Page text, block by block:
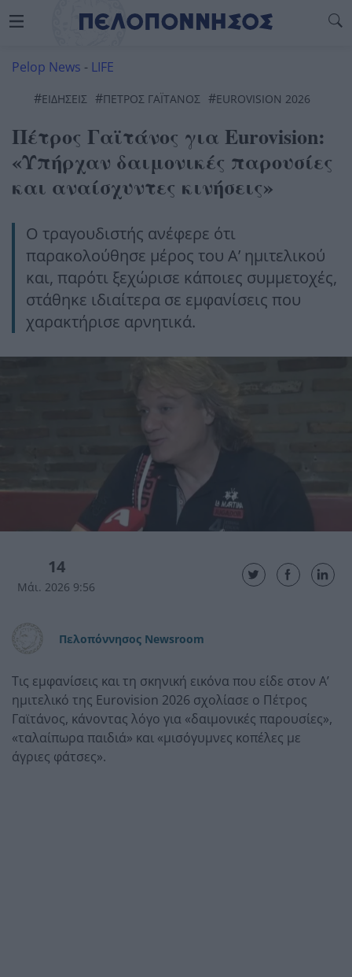
Pelop News - LIFE
#ΕΙΔΗΣΕΙΣ #ΠΕΤΡΟΣ ΓΑΪΤΑΝΟΣ #EUROVISION 2026
Πέτρος Γαϊτάνος για Eurovision:
«Υπήρχαν δαιμονικές παρουσίες
και αναίσχυντες κινήσεις»
Ο τραγουδιστής ανέφερε ότι
παρακολούθησε μέρος του Α’ ημιτελικού
και, παρότι ξεχώρισε κάποιες συμμετοχές,
στάθηκε ιδιαίτερα σε εμφανίσεις που
χαρακτήρισε αρνητικά.
14
Μάι. 2026 9:56
Πελοπόννησος Newsroom
Τις εμφανίσεις και τη σκηνική εικόνα που είδε στον Α’
ημιτελικό της Eurovision 2026 σχολίασε ο Πέτρος
Γαϊτάνος, κάνοντας λόγο για «δαιμονικές παρουσίες»,
«ταλαίπωρα παιδιά» και «μισόγυμνες κοπέλες με
άγριες φάτσες».